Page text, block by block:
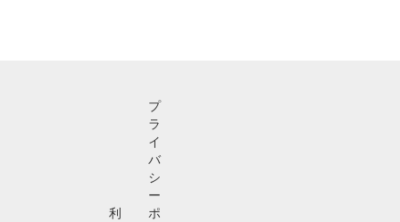
利
プ
ラ
イ
バ
シ
ー
ポ